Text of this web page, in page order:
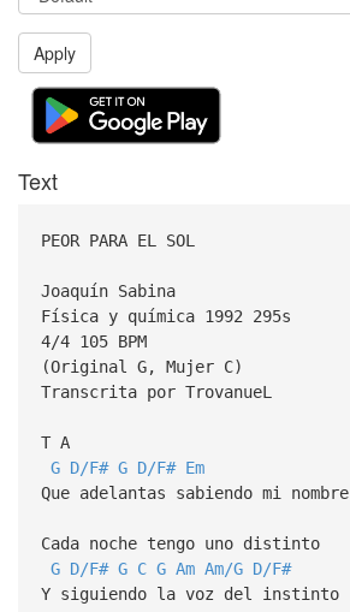
Apply
Text
PEOR PARA EL SOL
Joaquín Sabina
Física y química 1992 295s
4/4 105 BPM
(Original G, Mujer C)
Transcrita por TrovanueL
T A
G D/F# G D/F# Em
Que adelantas sabiendo mi nombre
Cada noche tengo uno distinto
G D/F# G C G Am Am/G D/F#
Y siguiendo la voz del instinto